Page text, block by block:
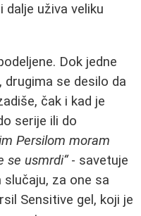
dalje uživa veliku
Dok jedne
drugima se desilo da
čak i kad je
serije ili do
Persilom moram
se usmrdi“- savetuje
za one sa
Sensitive gel, koji je